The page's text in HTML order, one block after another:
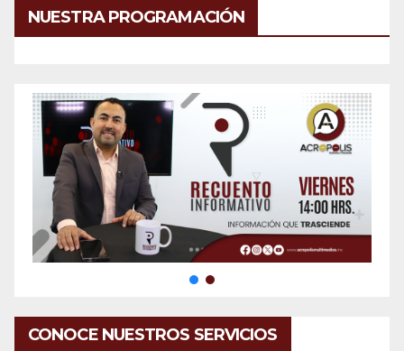
NUESTRA PROGRAMACIÓN
CONOCE NUESTROS SERVICIOS